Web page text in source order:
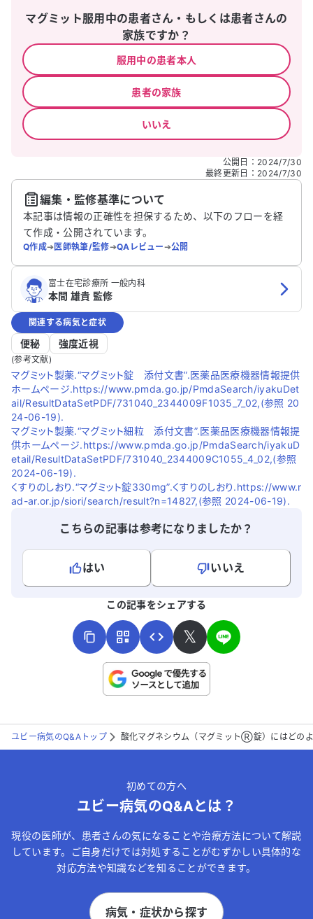
マグミット服用中の患者さん・もしくは患者さんの
家族ですか？
服用中の患者本人
患者の家族
いいえ
公開日 ： 2024/7/30
最終更新日 ： 2024/7/30
編集・監修基準について
本記事は情報の正確性を担保するため、以下のフローを経
て作成・公開されています。
Q作成➔医師執筆/監修➔QAレビュー➔公開
富士在宅診療所 一般内科
本間 雄貴 監修
関連する病気と症状
便秘 強度近視
(参考文献)
マグミット製薬.“マグミット錠 添付文書”.医薬品医療機器情報提供
ホームページ.https://www.pmda.go.jp/PmdaSearch/iyakuDet
ail/ResultDataSetPDF/731040_2344009F1035_7_02,(参照 20
24-06-19).
マグミット製薬.“マグミット細粒 添付文書”.医薬品医療機器情報提
供ホームページ.https://www.pmda.go.jp/PmdaSearch/iyakuD
etail/ResultDataSetPDF/731040_2344009C1055_4_02,(参照
2024-06-19).
くすりのしおり.“マグミット錠330mg”.くすりのしおり.https://www.r
ad-ar.or.jp/siori/search/result?n=14827,(参照 2024-06-19).
こちらの記事は参考になりましたか？
はい
いいえ
こちらは送信専用のフォームです。氏名やご自身の病気の詳細な
送信する
この記事をシェアする
𝕏
ユビー病気のQ&Aトップ 酸化マグネシウム（マグミットⓇ錠）にはどの
初めての方へ
ユビー病気のQ&Aとは？
現役の医師が、患者さんの気になることや治療方法について解説
しています。ご自身だけでは対処することがむずかしい具体的な
対応方法や知識などを知ることができます。
病気・症状から探す